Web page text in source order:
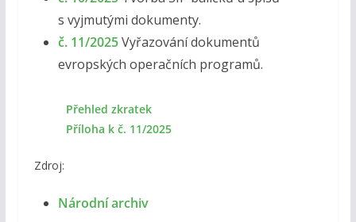
s vyjmutými dokumenty.
č. 11/2025Vyřazování dokumentů
evropských operačních programů.
Přehled zkratek
Příloha k č. 11/2025
Zdroj:
Národní archiv